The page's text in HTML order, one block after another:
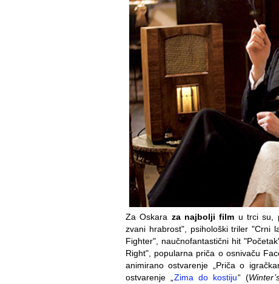
Za Oskara za najbolji film u trci su,
zvani hrabrost", psihološki triler "Crni
Fighter", naučnofantastični hit
Right", popularna priča o osnivaču
animirano ostvarenje „Priča o
ostvarenje „ Zima do kostiju“ (